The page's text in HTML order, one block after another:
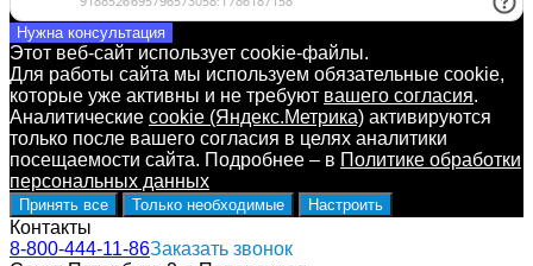
Нужна консультация
Этот веб-сайт использует cookie-файлы.
Для работы сайта мы используем обязательные cookie,
которые уже активны и не требуют вашего согласия.
Аналитические cookie (Яндекс.Метрика) активируются
только после вашего согласия в целях аналитики
посещаемости сайта. Подробнее – в Политике обработки
персональных данных
Принять все Только необходимые Настроить
Контакты
8-800-444-11-86Заказать звонок